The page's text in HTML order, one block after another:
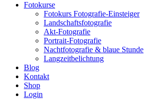
Fotokurse
Fotokurs Fotografie-Einsteiger
Landschaftsfotografie
Akt-Fotografie
Portrait-Fotografie
Nachtfotografie & blaue Stunde
Langzeitbelichtung
Blog
Kontakt
Shop
Login